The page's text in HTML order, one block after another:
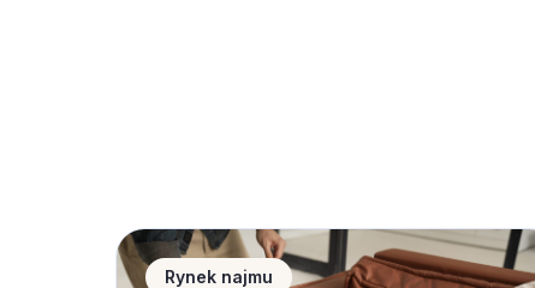
Home staging &#8211; 10 porad jak urządzić
Rynek najmu